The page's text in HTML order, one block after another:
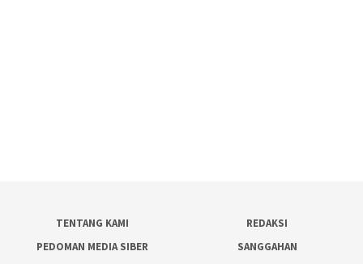
TENTANG KAMI
REDAKSI
PEDOMAN MEDIA SIBER
SANGGAHAN